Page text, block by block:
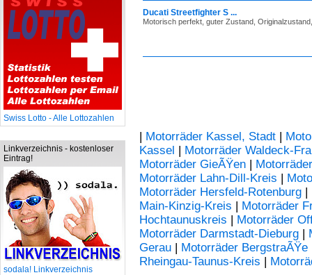
Swiss Lotto - Alle Lottozahlen
Linkverzeichnis - kostenloser
Eintrag!
sodala! Linkverzeichnis
Ducati Streetfighter S ...
Motorisch perfekt, guter Zustand,
| Motorräder Kassel, Stadt |
Kassel | Motorräder Waldeck-
Motorräder GieÃŸen |
Motorräder Lahn-Dill-Kreis |
Motorräder Hersfeld-Rotenburg |
Main-Kinzig-Kreis | Motorräder
Hochtaunuskreis | Motorräder
Motorräder Darmstadt-Dieburg |
Gerau | Motorräder BergstraÃŸe
Rheingau-Taunus-Kreis |